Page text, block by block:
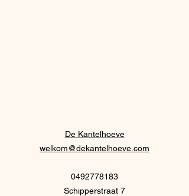
De Kantelhoeve
welkom@dekantelhoeve.com
0492778183
Schipperstraat 7